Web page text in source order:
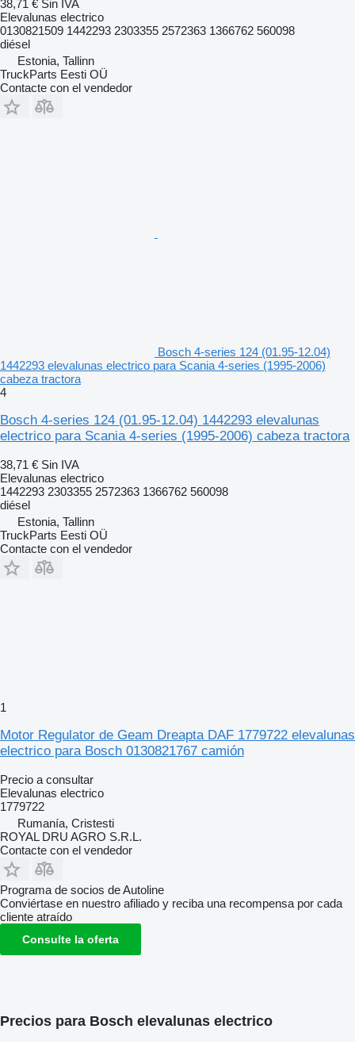
38,71 € Sin IVA
Elevalunas electrico
0130821509 1442293 2303355 2572363 1366762 560098
diésel
Estonia, Tallinn
TruckParts Eesti OÜ
Contacte con el vendedor
Bosch 4-series 124 (01.95-12.04)
1442293 elevalunas electrico para Scania 4-series (1995-2006)
cabeza tractora
4
Bosch 4-series 124 (01.95-12.04) 1442293 elevalunas
electrico para Scania 4-series (1995-2006) cabeza tractora
38,71 € Sin IVA
Elevalunas electrico
1442293 2303355 2572363 1366762 560098
diésel
Estonia, Tallinn
TruckParts Eesti OÜ
Contacte con el vendedor
1
Motor Regulator de Geam Dreapta DAF 1779722 elevalunas
electrico para Bosch 0130821767 camión
Precio a consultar
Elevalunas electrico
1779722
Rumanía, Cristesti
ROYAL DRU AGRO S.R.L.
Contacte con el vendedor
Programa de socios de Autoline
Conviértase en nuestro afiliado y reciba una recompensa por cada
cliente atraído
Consulte la oferta
Precios para Bosch elevalunas electrico